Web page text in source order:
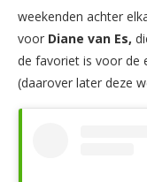
weekenden achter
voor Diane van Es,
de favoriet is voor de
(daarover later deze